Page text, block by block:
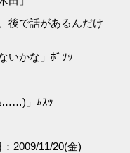
後で話があるんだけ
いかな」ﾎﾞｿｯ
……)」ﾑｽｯ
2009/11/20(金)